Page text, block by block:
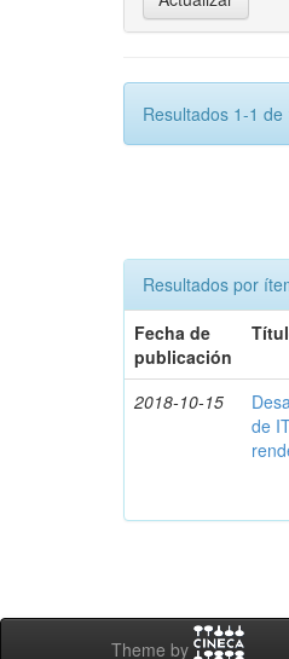
Resultados 1-1 de
Resultados por
Fecha de
publicación
2018-10-15
de
Theme by